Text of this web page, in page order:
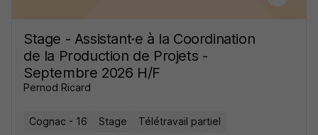
Stage - Assistant·e à la Coordination
de la Production de Projets -
Septembre 2026 H/F
Pernod Ricard
Cognac - 16 Stage Télétravail partiel